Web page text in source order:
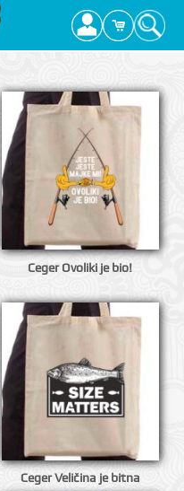
Ceger Ovoliki je bio!
Ceger Veličina je bitna